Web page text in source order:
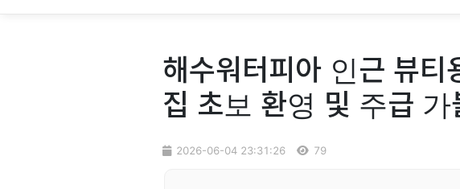
해수워터피아 인근 뷰
집 초보 환영 및 주급 가
2026-06-04 23:31:26 79